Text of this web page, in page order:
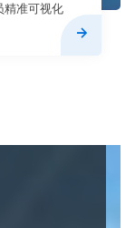
精准可视化